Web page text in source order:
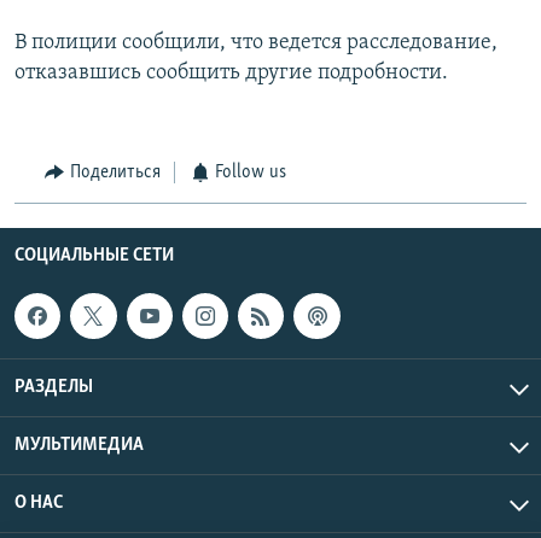
В полиции сообщили, что ведется расследование,
отказавшись сообщить другие подробности.
Поделиться Follow us
СОЦИАЛЬНЫЕ СЕТИ
РАЗДЕЛЫ
МУЛЬТИМЕДИА
О НАС